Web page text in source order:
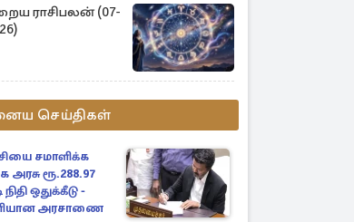
ராசிபலன் (07-
செய்திகள்
சமாளிக்க
அரசு ரூ.288.97
ஒதுக்கீடு -
அரசாணை